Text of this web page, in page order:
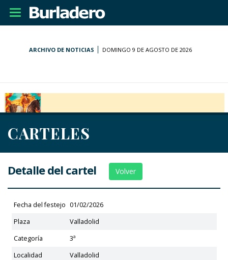
Desplegar
navegación
ARCHIVO DE NOTICIAS DOMINGO 9 DE AGOSTO DE 2026
CARTELES
Detalle del cartel Volver
Fecha del festejo 01/02/2026
Plaza
Valladolid
Categoría
3ª
Localidad
Valladolid